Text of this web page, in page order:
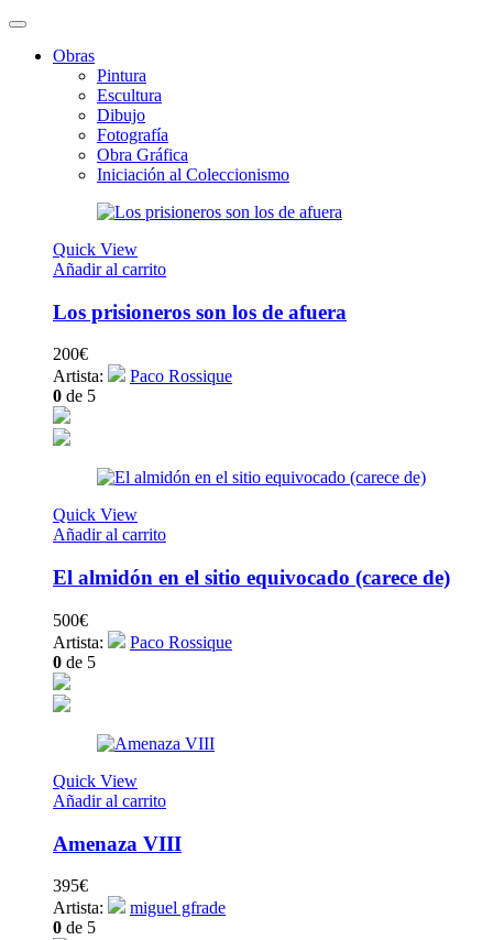
Obras
Pintura
Escultura
Dibujo
Fotografía
Obra Gráfica
Iniciación al Coleccionismo
Quick View
Añadir al carrito
Los prisioneros son los de afuera
200€
Artista:
Paco Rossique
0 de 5
Quick View
Añadir al carrito
El almidón en el sitio equivocado (carece de)
500€
Artista:
Paco Rossique
0 de 5
Quick View
Añadir al carrito
Amenaza VIII
395€
Artista:
miguel gfrade
0 de 5